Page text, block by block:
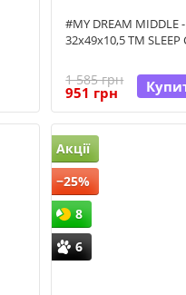
#MY DREAM
32x49x10,5 TM SLEEP
1 585 грн
951 грн
Акції
−25%
8
6